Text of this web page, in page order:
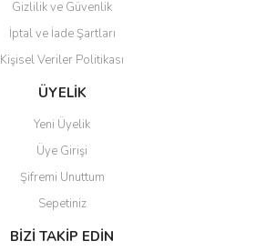
Gönder
Gizlilik ve Güvenlik
İptal ve İade Şartları
Kişisel Veriler Politikası
ÜYELİK
Yeni Üyelik
Üye Girişi
Şifremi Unuttum
Sepetiniz
BİZİ TAKİP EDİN